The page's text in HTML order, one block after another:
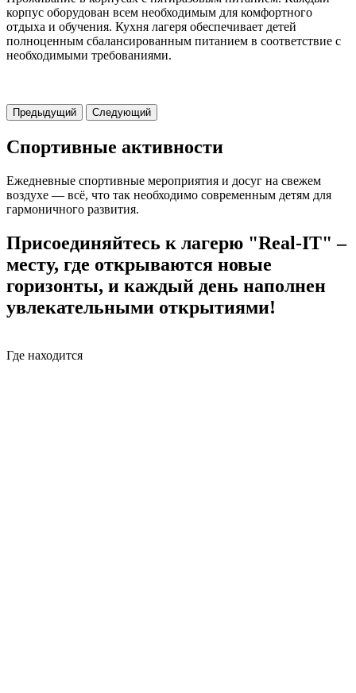
корпус оборудован всем необходимым для комфортного
отдыха и обучения. Кухня лагеря обеспечивает детей
полноценным сбалансированным питанием в соответствие с
необходимыми требованиями.
Предыдущий Следующий
Спортивные активности
Ежедневные спортивные мероприятия и досуг на свежем
воздухе — всё, что так необходимо современным детям для
гармоничного развития.
Присоединяйтесь к лагерю "Real-IT" –
месту, где открываются новые
горизонты, и каждый день наполнен
увлекательными открытиями!
Где находится